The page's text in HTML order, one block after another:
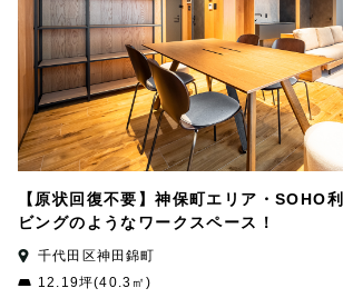
【原状回復不要】神保町エリア・SOHO
ビングのようなワークスペース！
千代田区神田錦町
12.19坪(40.3㎡)